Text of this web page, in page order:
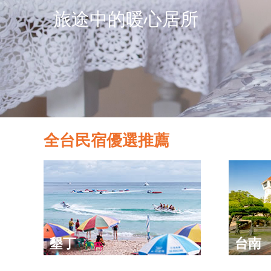
旅途中的暖心居所
全台民宿優選推薦
墾丁 台南